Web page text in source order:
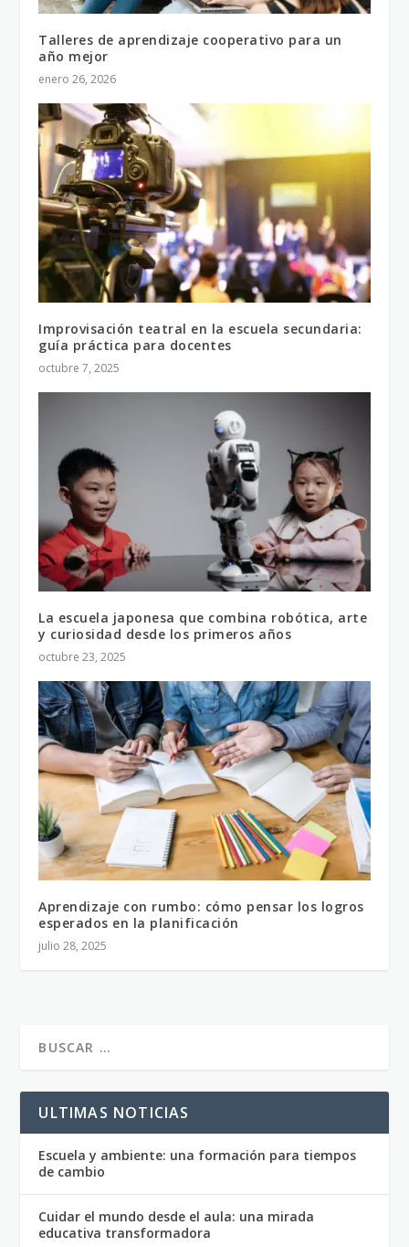
Talleres de aprendizaje cooperativo para un
año mejor
enero 26, 2026
Improvisación teatral en la escuela secundaria:
guía práctica para docentes
octubre 7, 2025
La escuela japonesa que combina robótica, arte
y curiosidad desde los primeros años
octubre 23, 2025
Aprendizaje con rumbo: cómo pensar los logros
esperados en la planificación
julio 28, 2025
ULTIMAS NOTICIAS
Escuela y ambiente: una formación para tiempos
de cambio
Cuidar el mundo desde el aula: una mirada
educativa transformadora